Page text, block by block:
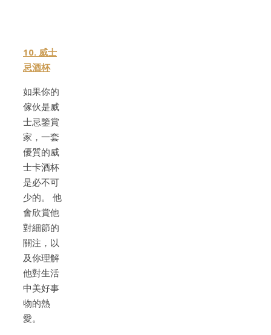
10. 威士
忌酒杯
如果你的
傢伙是威
士忌鑒賞
家，一套
優質的威
士卡酒杯
是必不可
少的。 他
會欣賞他
對細節的
關注，以
及你理解
他對生活
中美好事
物的熱
愛。